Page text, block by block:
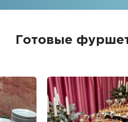
Готовые